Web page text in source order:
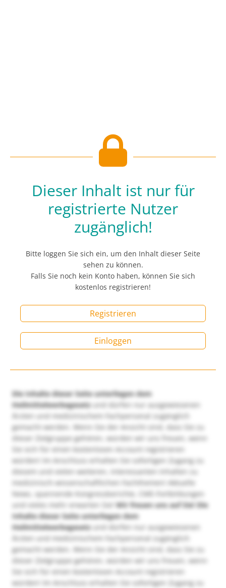
Dieser Inhalt ist nur für
registrierte Nutzer
zugänglich!
Bitte loggen Sie sich ein, um den Inhalt dieser Seite
sehen zu können.
Falls Sie noch kein Konto haben, können Sie sich
kostenlos registrieren!
Registrieren
Einloggen
Die Inhalte dieser Seite unterliegen dem
Heilmittelwerbegesetzund dürfen nur ausgewiesenen
Ärzten und medizinischem Fachpersonal zugänglich
gemacht werden. Wenn Sie der Ansicht sind, dass Sie zu
dieser Zielgruppe gehören, würden wir uns freuen, wenn
Sie sich für einen kostenlosen Account registrieren
würden! Im Anschluss erhalten Sie sofortigen Zugang zu
diesem und vielen weiteren, interessanten Inhalten zu
medizinisch-wissenschaftlichen Fachthemen! Aktuelle
News, spannende Kongressberichte, CME-Fortbildungen
und vieles mehr erwarten Sie!Wir freuen uns auf Sie! Die
Inhalte dieser Seite unterliegen dem
Heilmittelwerbegesetzund dürfen nur ausgewiesenen
Ärzten und medizinischem Fachpersonal zugänglich
gemacht werden. Wenn Sie der Ansicht sind, dass Sie zu
dieser Zielgruppe gehören, würden wir uns freuen, wenn
Sie sich für einen kostenlosen Account registrieren
würden! Im Anschluss erhalten Sie sofortigen Zugang zu